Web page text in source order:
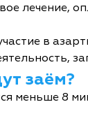
лечение,
в
заём?
меньше 8